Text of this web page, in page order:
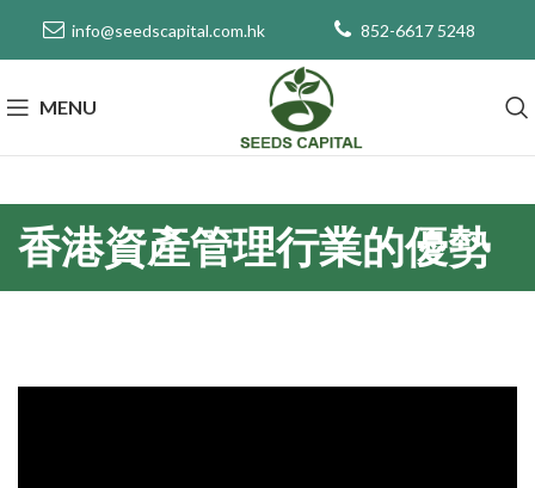
info@seedscapital.com.hk 852-6617 5248
MENU
香港資產管理行業的優勢